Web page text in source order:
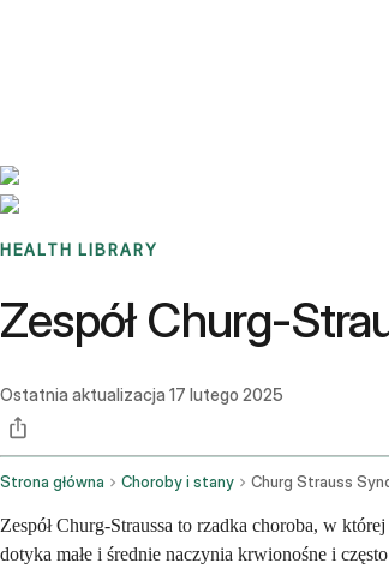
HEALTH LIBRARY
Zespół Churg-
Ostatnia aktualizacja 17 lutego 2025
Strona główna Choroby i stany Churg Strauss
Zespół Churg-Straussa to rzadka choroba, w
dotyka małe i średnie naczynia krwionośne i